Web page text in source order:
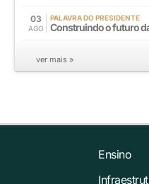
03
AGO
PALAVRA DO PRESIDENTE
Construindo o futuro
ver mais »
Ensino